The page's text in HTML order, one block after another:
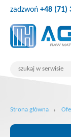
zadzwoń +48 (71)
Strona główna